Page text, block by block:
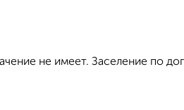
не имеет. Заселение по